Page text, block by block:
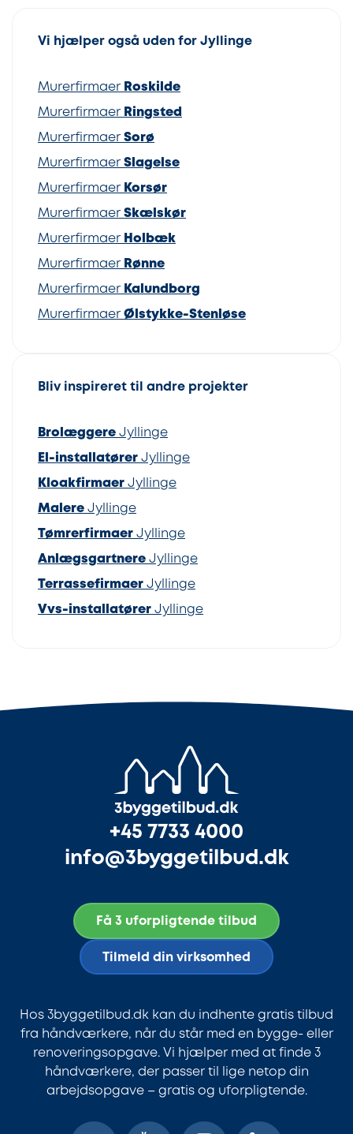
Vi hjælper også uden for Jyllinge
Murerfirmaer Roskilde
Murerfirmaer Ringsted
Murerfirmaer Sorø
Murerfirmaer Slagelse
Murerfirmaer Korsør
Murerfirmaer Skælskør
Murerfirmaer Holbæk
Murerfirmaer Rønne
Murerfirmaer Kalundborg
Murerfirmaer Ølstykke-Stenløse
Bliv inspireret til andre projekter
Brolæggere Jyllinge
El-installatører Jyllinge
Kloakfirmaer Jyllinge
Malere Jyllinge
Tømrerfirmaer Jyllinge
Anlægsgartnere Jyllinge
Terrassefirmaer Jyllinge
Vvs-installatører Jyllinge
+45 7733 4000
info@3byggetilbud.dk
Få 3 uforpligtende tilbud
Tilmeld din virksomhed
Hos 3byggetilbud.dk kan du indhente gratis tilbud
fra håndværkere, når du står med en bygge- eller
renoveringsopgave. Vi hjælper med at finde 3
håndværkere, der passer til lige netop din
arbejdsopgave – gratis og uforpligtende.